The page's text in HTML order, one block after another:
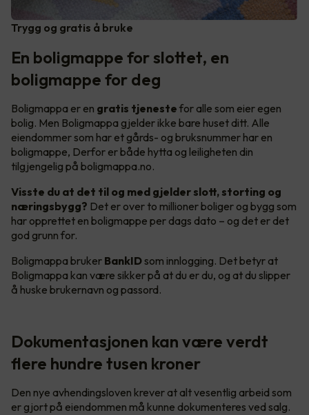
Trygg og gratis å bruke
En boligmappe for slottet, en
boligmappe for deg
Boligmappa er en gratis tjeneste for alle som eier egen
bolig. Men Boligmappa gjelder ikke bare huset ditt. Alle
eiendommer som har et gårds- og bruksnummer har en
boligmappe, Derfor er både hytta og leiligheten din
tilgjengelig på boligmappa.no.
Visste du at det til og med gjelder slott, storting og
næringsbygg? Det er over to millioner boliger og bygg som
har opprettet en boligmappe per dags dato – og det er det
god grunn for.
Boligmappa bruker BankIDsom innlogging. Det betyr at
Boligmappa kan være sikker på at du er du, og at du slipper
å huske brukernavn og passord.
Dokumentasjonen kan være verdt
flere hundre tusen kroner
Den nye avhendingsloven krever at alt vesentlig arbeid som
er gjort på eiendommen må kunne dokumenteres ved salg.